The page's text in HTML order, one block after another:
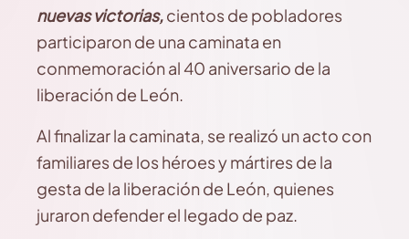
nuevas victorias,cientos de pobladores
participaron de una caminata en
conmemoración al 40 aniversario de la
liberación de León.
Al finalizar la caminata, se realizó un acto con
familiares de los héroes y mártires de la
gesta de la liberación de León, quienes
juraron defender el legado de paz.